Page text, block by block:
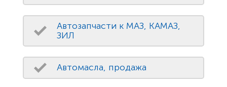
Автозапчасти к МАЗ, КАМАЗ,
ЗИЛ
Автомасла, продажа